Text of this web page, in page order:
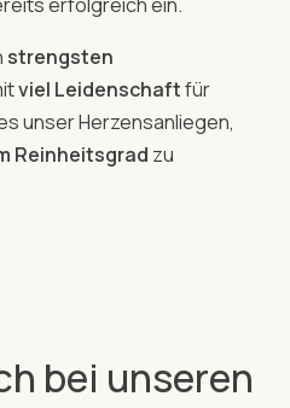
strengsten
viel Leidenschaftfür
unser Herzensanliegen,
Reinheitsgrad zu
bei unseren